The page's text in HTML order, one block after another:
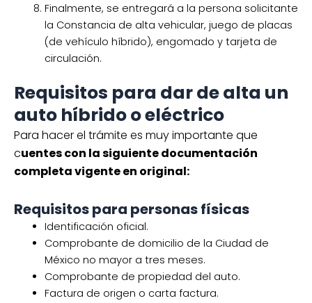
Finalmente, se entregará a la persona solicitante
la Constancia de alta vehicular, juego de placas
(de vehículo híbrido), engomado y tarjeta de
circulación.
Requisitos para dar de alta un
auto híbrido o eléctrico
Para hacer el trámite es muy importante que
cuentes con la siguiente documentación
completa vigente en original:
Requisitos para personas físicas
Identificación oficial.
Comprobante de domicilio de la Ciudad de
México no mayor a tres meses.
Comprobante de propiedad del auto.
Factura de origen o carta factura.